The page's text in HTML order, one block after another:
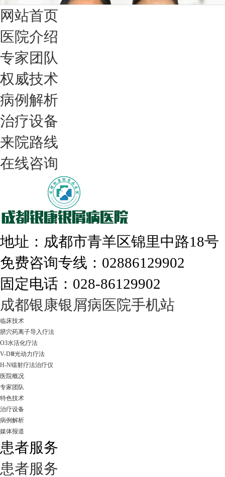
我们只治银屑病，我们在成都坐诊
308nm激光：银屑病治疗更高效
走进成都：满足您的治愈需求
网站首页
医院介绍
专家团队
权威技术
病例解析
治疗设备
来院路线
在线咨询
地址：成都市青羊区锦里中路18
免费咨询专线：02886129902
固定电话：028-86129902
成都银康银屑病医院手机站
临床技术
脐穴药离子导入疗法
O3水活化疗法
V-DⅢ光动力疗法
H-N镭射疗法治疗仪
医院概况
专家团队
特色技术
治疗设备
病例解析
媒体报道
患者服务
患者服务